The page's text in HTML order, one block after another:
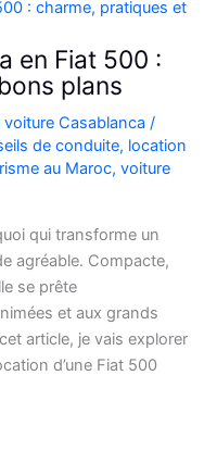
en Fiat 500 :
plans
Casablanca /
de conduite, location
au Maroc, voiture
qui transforme un
agréable. Compacte,
se prête
et aux grands
article, je vais explorer
d’une Fiat 500